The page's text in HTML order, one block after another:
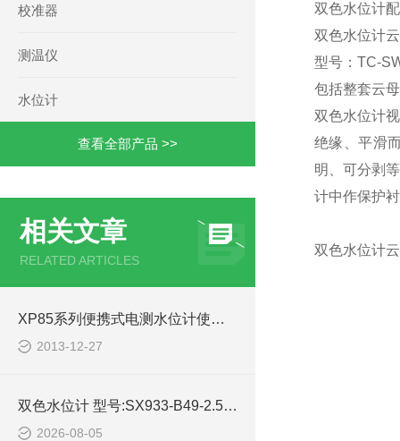
校准器
测温仪
水位计
查看全部产品 >>
相关文章
RELATED ARTICLES
XP85系列便携式电测水位计使用说明书
2013-12-27
双色水位计 型号:SX933-B49-2.5-400库号：M22793的简单介绍
2026-08-05
双色水位计
双色水位计
型号：TC-
包括整套云
双色水位计
绝缘、平滑
明、可分剥
计中作保护
双色水位计